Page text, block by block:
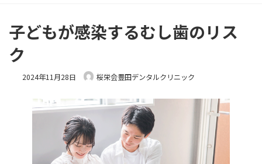
子どもが感染するむし歯のリス
ク
2024年11月28日 桜栄会豊田デンタルクリニック